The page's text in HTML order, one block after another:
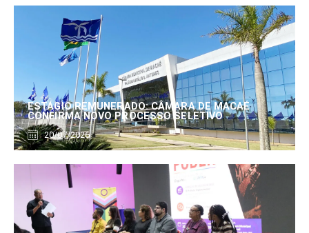
ESTÁGIO REMUNERADO: CÂMARA DE MACAÉ
CONFIRMA NOVO PROCESSO SELETIVO
20/07/2026